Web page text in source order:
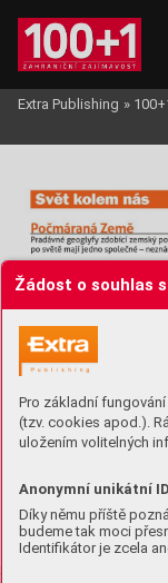
Žádost o souhlas
Pro základní
(tzv. cookies apod.).
uložením volitelných
Anonymní unikátní ID
Díky němu příště
budeme tak moci
Identifikátor je zcela
Extra Publishing »